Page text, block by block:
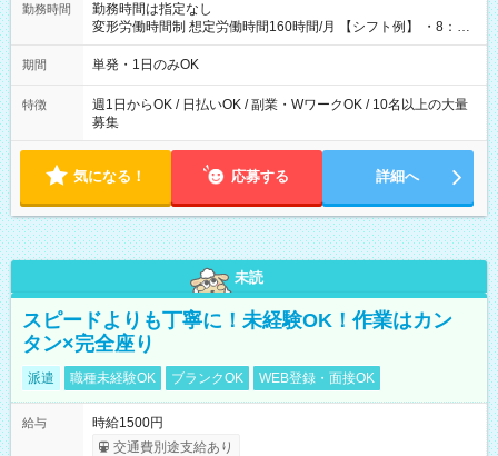
勤務時間
勤務時間は指定なし
変形労働時間制 想定労働時間160時間/月 【シフト例】 ・8：00
～21：00
期間 単発・1日のみOK
特徴
週1日からOK / 日払いOK / 副業・WワークOK / 10名以上の大量
募集
気になる！ 応募する 詳細へ
未読
スピードよりも丁寧に！未経験OK！作業はカン
タン×完全座り
派遣 職種未経験OK ブランクOK WEB登録・面接OK
給与
時給1500円
交通費別途支給あり